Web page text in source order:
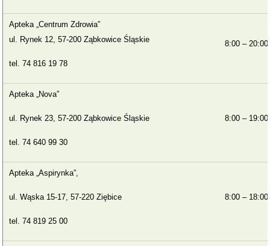
Apteka „Centrum Zdrowia”
ul. Rynek 12, 57-200 Ząbkowice Śląskie
tel. 74 816 19 78
8:00 – 20:00
Apteka „Nova”
ul. Rynek 23, 57-200 Ząbkowice Śląskie
tel. 74 640 99 30
8:00 – 19:00
Apteka „Aspirynka”,
ul. Wąska 15-17, 57-220 Ziębice
tel. 74 819 25 00
8:00 – 18:00